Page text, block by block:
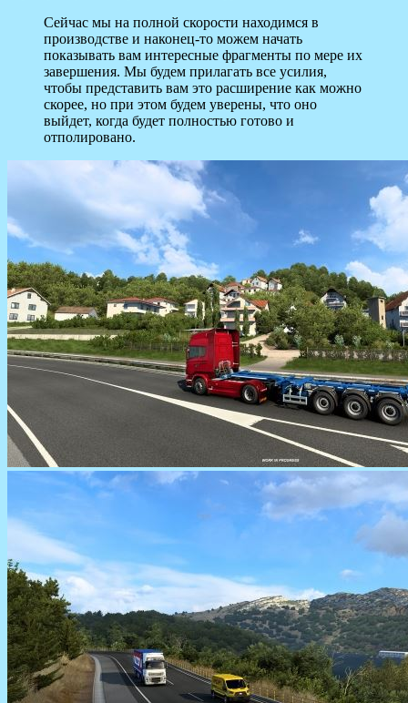
Сейчас мы на полной скорости находимся в
производстве и наконец-то можем начать
показывать вам интересные фрагменты по мере их
завершения. Мы будем прилагать все усилия,
чтобы представить вам это расширение как можно
скорее, но при этом будем уверены, что оно
выйдет, когда будет полностью готово и
отполировано.